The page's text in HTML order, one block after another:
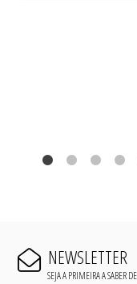
NEWSLETTER
SEJA A PRIMEIRA A SABER